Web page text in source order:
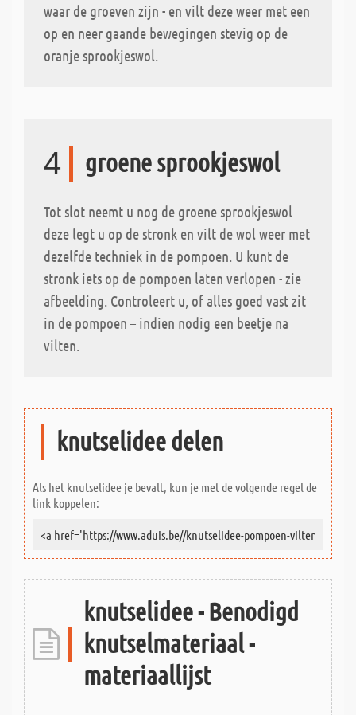
waar de groeven zijn - en vilt deze weer met een
op en neer gaande bewegingen stevig op de
oranje sprookjeswol.
4 groene sprookjeswol
Tot slot neemt u nog de groene sprookjeswol –
deze legt u op de stronk en vilt de wol weer met
dezelfde techniek in de pompoen. U kunt de
stronk iets op de pompoen laten verlopen - zie
afbeelding. Controleert u, of alles goed vast zit
in de pompoen – indien nodig een beetje na
vilten.
knutselidee delen
Als het knutselidee je bevalt, kun je met de volgende regel de
link koppelen:
knutselidee - Benodigd
knutselmateriaal -
materiaallijst